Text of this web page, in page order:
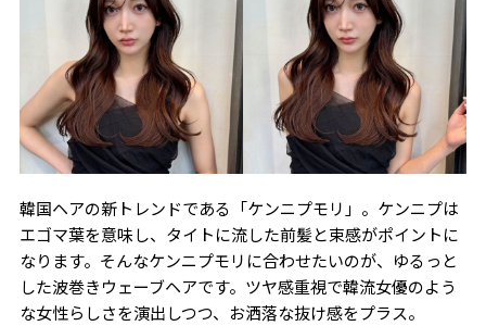
韓国ヘアの新トレンドである「ケンニプモリ」。ケンニプは
エゴマ葉を意味し、タイトに流した前髪と束感がポイントに
なります。そんなケンニプモリに合わせたいのが、ゆるっと
した波巻きウェーブヘアです。ツヤ感重視で韓流女優のよう
な女性らしさを演出しつつ、お洒落な抜け感をプラス。